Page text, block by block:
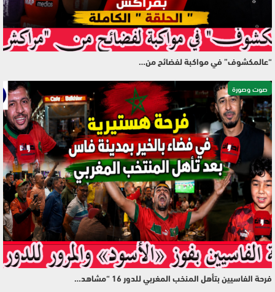
“عالمكشوف” في مواكبة لفضائح من…
صوت وصورة
فرحة الفاسيين بتأهل المنخب المغربي للدور 16 “مشاهد…